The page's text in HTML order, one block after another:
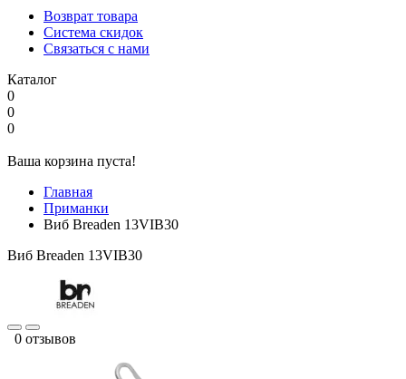
Возврат товара
Система скидок
Связаться с нами
Каталог
0
0
0
Ваша корзина пуста!
Главная
Приманки
Виб Breaden 13VIB30
Виб Breaden 13VIB30
0 отзывов